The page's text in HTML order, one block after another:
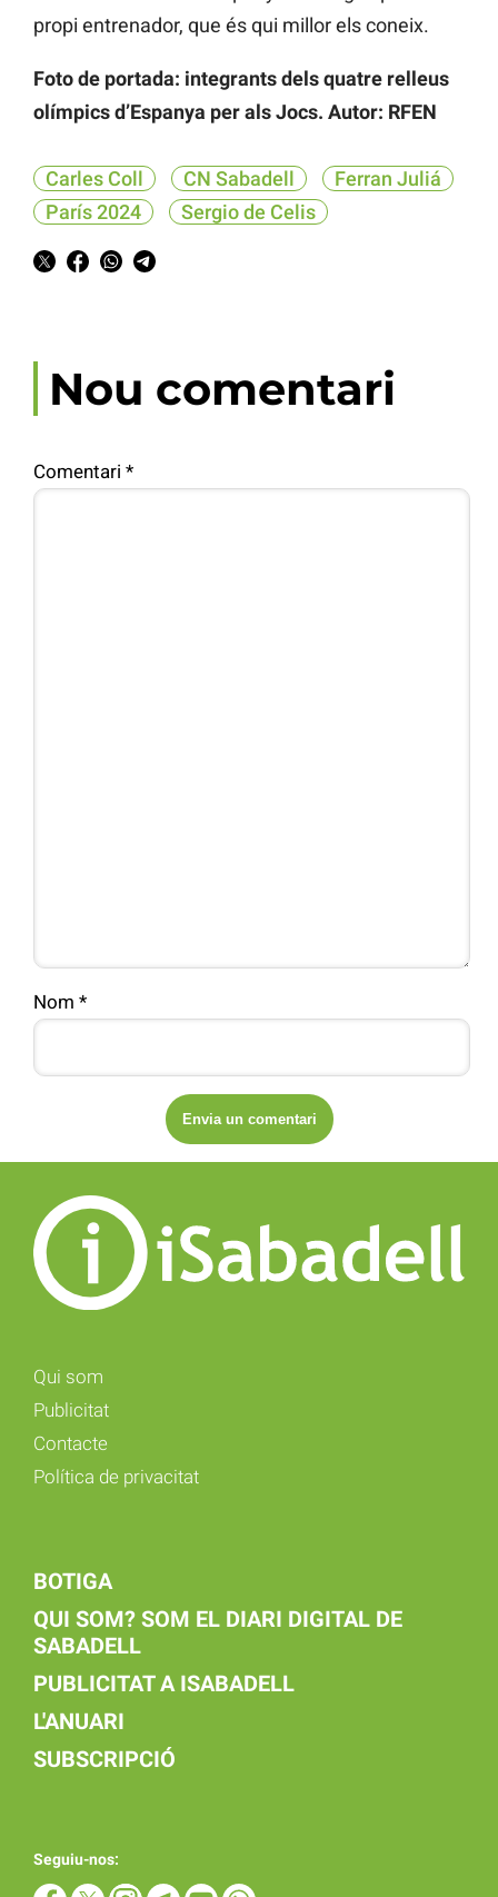
propi entrenador, que és qui millor els coneix.
Foto de portada: integrants dels quatre relleus
olímpics d’Espanya per als Jocs. Autor: RFEN
Carles Coll CN Sabadell
Ferran Juliá
París 2024
Sergio de Celis
Nou comentari
Comentari *
Nom *
Qui som
Publicitat
Contacte
Política de privacitat
BOTIGA
QUI SOM? SOM EL DIARI DIGITAL DE
SABADELL
PUBLICITAT A ISABADELL
L'ANUARI
SUBSCRIPCIÓ
Seguiu-nos: